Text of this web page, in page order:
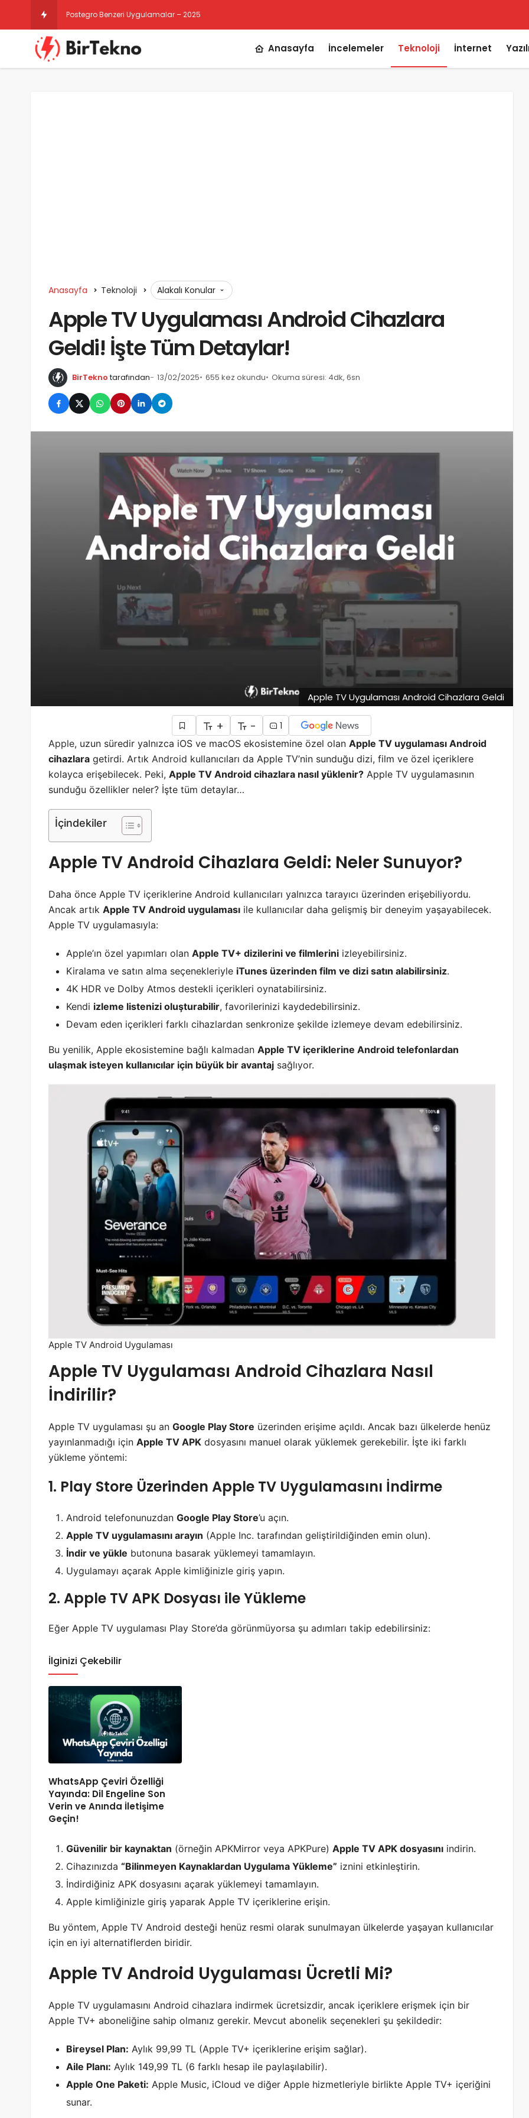
Instagram Gizli Hesap
Anasayfa İncelemeler Teknoloji İnternet
Anasayfa Teknoloji Alakalı Konular
Apple TV Uygulaması Android Cihazlara
Geldi! İşte Tüm Detaylar!
BirTekno tarafından 13/02/2025 655 kez okundu Okuma süresi: 4dk, 6sn
Apple TV Uygulaması Android Cihazlara Geldi
+ -
1
Apple, uzun süredir yalnızca iOS ve macOS ekosistemine özel olan Apple TV uygulaması Android
cihazlara getirdi. Artık Android kullanıcıları da Apple TV’nin sunduğu dizi, film ve özel içeriklere
kolayca erişebilecek. Peki, Apple TV Android cihazlara nasıl yüklenir? Apple TV uygulamasının
sunduğu özellikler neler? İşte tüm detaylar…
İçindekiler
Apple TV Android Cihazlara Geldi: Neler Sunuyor?
Daha önce Apple TV içeriklerine Android kullanıcıları yalnızca tarayıcı üzerinden erişebiliyordu.
Ancak artık Apple TV Android uygulaması ile kullanıcılar daha gelişmiş bir deneyim yaşayabilecek.
Apple TV uygulamasıyla:
Apple’ın özel yapımları olan Apple TV+ dizilerini ve filmlerini izleyebilirsiniz.
Kiralama ve satın alma seçenekleriyle iTunes üzerinden film ve dizi satın alabilirsiniz.
4K HDR ve Dolby Atmos destekli içerikleri oynatabilirsiniz.
Kendi izleme listenizi oluşturabilir, favorilerinizi kaydedebilirsiniz.
Devam eden içerikleri farklı cihazlardan senkronize şekilde izlemeye devam edebilirsiniz.
Bu yenilik, Apple ekosistemine bağlı kalmadan Apple TV içeriklerine Android telefonlardan
ulaşmak isteyen kullanıcılar için büyük bir avantaj sağlıyor.
Apple TV Android Uygulaması
Apple TV Uygulaması Android Cihazlara Nasıl
İndirilir?
Apple TV uygulaması şu an Google Play Store üzerinden erişime açıldı. Ancak bazı ülkelerde henüz
yayınlanmadığı için Apple TV APK dosyasını manuel olarak yüklemek gerekebilir. İşte iki farklı
yükleme yöntemi:
1. Play Store Üzerinden Apple TV Uygulamasını İndirme
Android telefonunuzdan Google Play Store’u açın.
Apple TV uygulamasını arayın (Apple Inc. tarafından geliştirildiğinden emin olun).
İndir ve yükle butonuna basarak yüklemeyi tamamlayın.
Uygulamayı açarak Apple kimliğinizle giriş yapın.
2. Apple TV APK Dosyası ile Yükleme
Eğer Apple TV uygulaması Play Store’da görünmüyorsa şu adımları takip edebilirsiniz:
İlginizi Çekebilir
WhatsApp Çeviri Özelliği
Yayında: Dil Engeline Son
Verin ve Anında İletişime
Geçin!
Güvenilir bir kaynaktan (örneğin APKMirror veya APKPure) Apple TV APK dosyasını indirin.
Cihazınızda “Bilinmeyen Kaynaklardan Uygulama Yükleme” iznini etkinleştirin.
İndirdiğiniz APK dosyasını açarak yüklemeyi tamamlayın.
Apple kimliğinizle giriş yaparak Apple TV içeriklerine erişin.
Bu yöntem, Apple TV Android desteği henüz resmi olarak sunulmayan ülkelerde yaşayan kullanıcılar
için en iyi alternatiflerden biridir.
Apple TV Android Uygulaması Ücretli Mi?
Apple TV uygulamasını Android cihazlara indirmek ücretsizdir, ancak içeriklere erişmek için bir
Apple TV+ aboneliğine sahip olmanız gerekir. Mevcut abonelik seçenekleri şu şekildedir:
Bireysel Plan: Aylık 99,99 TL (Apple TV+ içeriklerine erişim sağlar).
Aile Planı: Aylık 149,99 TL (6 farklı hesap ile paylaşılabilir).
Apple One Paketi: Apple Music, iCloud ve diğer Apple hizmetleriyle birlikte Apple TV+ içeriğini
sunar.